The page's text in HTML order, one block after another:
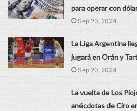
para operar con
Sep 20, 2024
La Liga Argentina
jugará en Orán y
Sep 20, 2024
La vuelta de Los
anécdotas de Ciro